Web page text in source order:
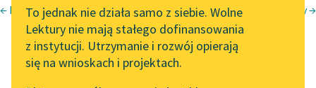
online z tłumaczkami
literatury skandynawskiej
Spotkanie z Katarzyną
Tunkiel w Oslo
API
OAI-PMH
To jednak nie działa samo z siebie. Wolne
Lektury nie mają stałego dofinansowania
z instytucji. Utrzymanie i rozwój opierają
się na wnioskach i projektach.
Pieśń piętnasta. Dziewica z czerwonymi uszami na plaży →
← Pieśń trzynasta. Pocałunek na dobranoc
Bianka Rolando
Biała książka
Niebo